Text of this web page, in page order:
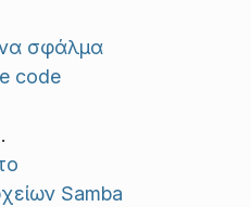
σφάλμα
code
Samba